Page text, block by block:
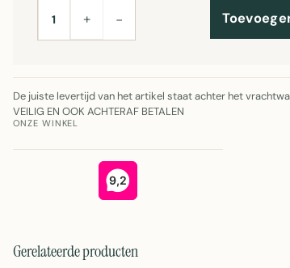
AANTAL+ −
De juiste levertijd van het artikel staat achter het
VEILIG EN OOK ACHTERAF BETALEN
ONZE WINKEL
Gerelateerde producten